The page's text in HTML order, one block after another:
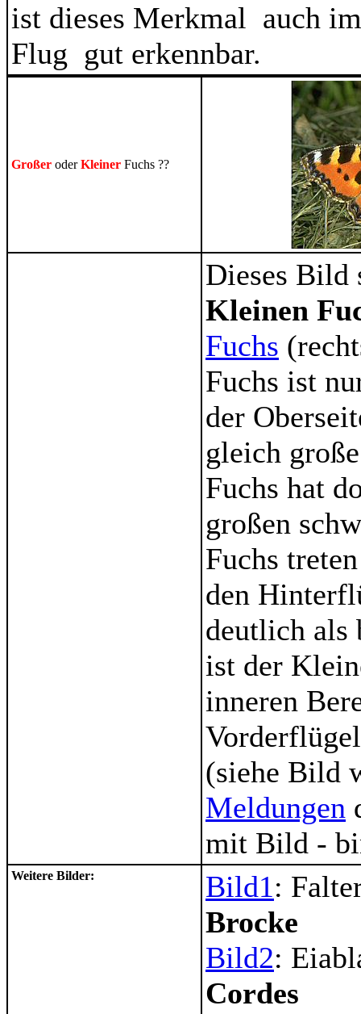
ist dieses Merkmal auch im
Flug gut erkennbar.
Großer oderKleiner Fuchs ??
Dieses Bild
Kleinen
Fuchs
Fuchs ist
der
gleich
Fuchs hat
großen
Fuchs
den
deutlich als
ist der
inneren
(siehe Bild
Meldungen
mit Bild -
Weitere Bilder: Bild1:
Brocke
Bild2:
Cordes